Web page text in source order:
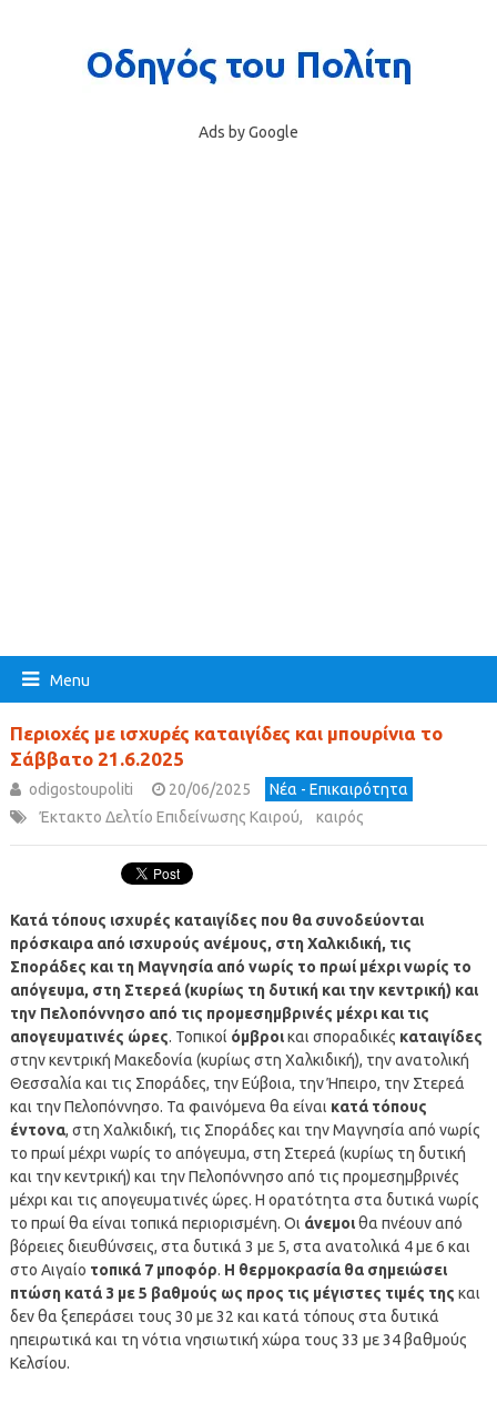
Ads by Google
Menu
Περιοχές με ισχυρές καταιγίδες και μπουρίνια το
Σάββατο 21.6.2025
odigostoupoliti 20/06/2025
Νέα - Επικαιρότητα
Έκτακτο Δελτίο Επιδείνωσης Καιρού, καιρός
Κατά τόπους ισχυρές καταιγίδες που θα συνοδεύονται
πρόσκαιρα από ισχυρούς ανέμους, στη Χαλκιδική, τις
Σποράδες και τη Μαγνησία από νωρίς το πρωί μέχρι νωρίς το
απόγευμα, στη Στερεά (κυρίως τη δυτική και την κεντρική) και
την Πελοπόννησο από τις προμεσημβρινές μέχρι και τις
απογευματινές ώρες. Τοπικοί όμβροικαι σποραδικές καταιγίδες
στην κεντρική Μακεδονία (κυρίως στη Χαλκιδική), την ανατολική
Θεσσαλία και τις Σποράδες, την Εύβοια, την Ήπειρο, την Στερεά
και την Πελοπόννησο. Τα φαινόμενα θα είναι κατά τόπους
έντονα, στη Χαλκιδική, τις Σποράδες και την Μαγνησία από νωρίς
το πρωί μέχρι νωρίς το απόγευμα, στη Στερεά (κυρίως τη δυτική
και την κεντρική) και την Πελοπόννησο από τις προμεσημβρινές
μέχρι και τις απογευματινές ώρες. Η ορατότητα στα δυτικά νωρίς
το πρωί θα είναι τοπικά περιορισμένη. Οι άνεμοιθα πνέουν από
βόρειες διευθύνσεις, στα δυτικά 3 με 5, στα ανατολικά 4 με 6 και
στο Αιγαίο τοπικά 7 μποφόρ. Η θερμοκρασία θα σημειώσει
πτώση κατά 3 με 5 βαθμούς ως προς τις μέγιστες τιμές της και
δεν θα ξεπεράσει τους 30 με 32 και κατά τόπους στα δυτικά
ηπειρωτικά και τη νότια νησιωτική χώρα τους 33 με 34 βαθμούς
Κελσίου.